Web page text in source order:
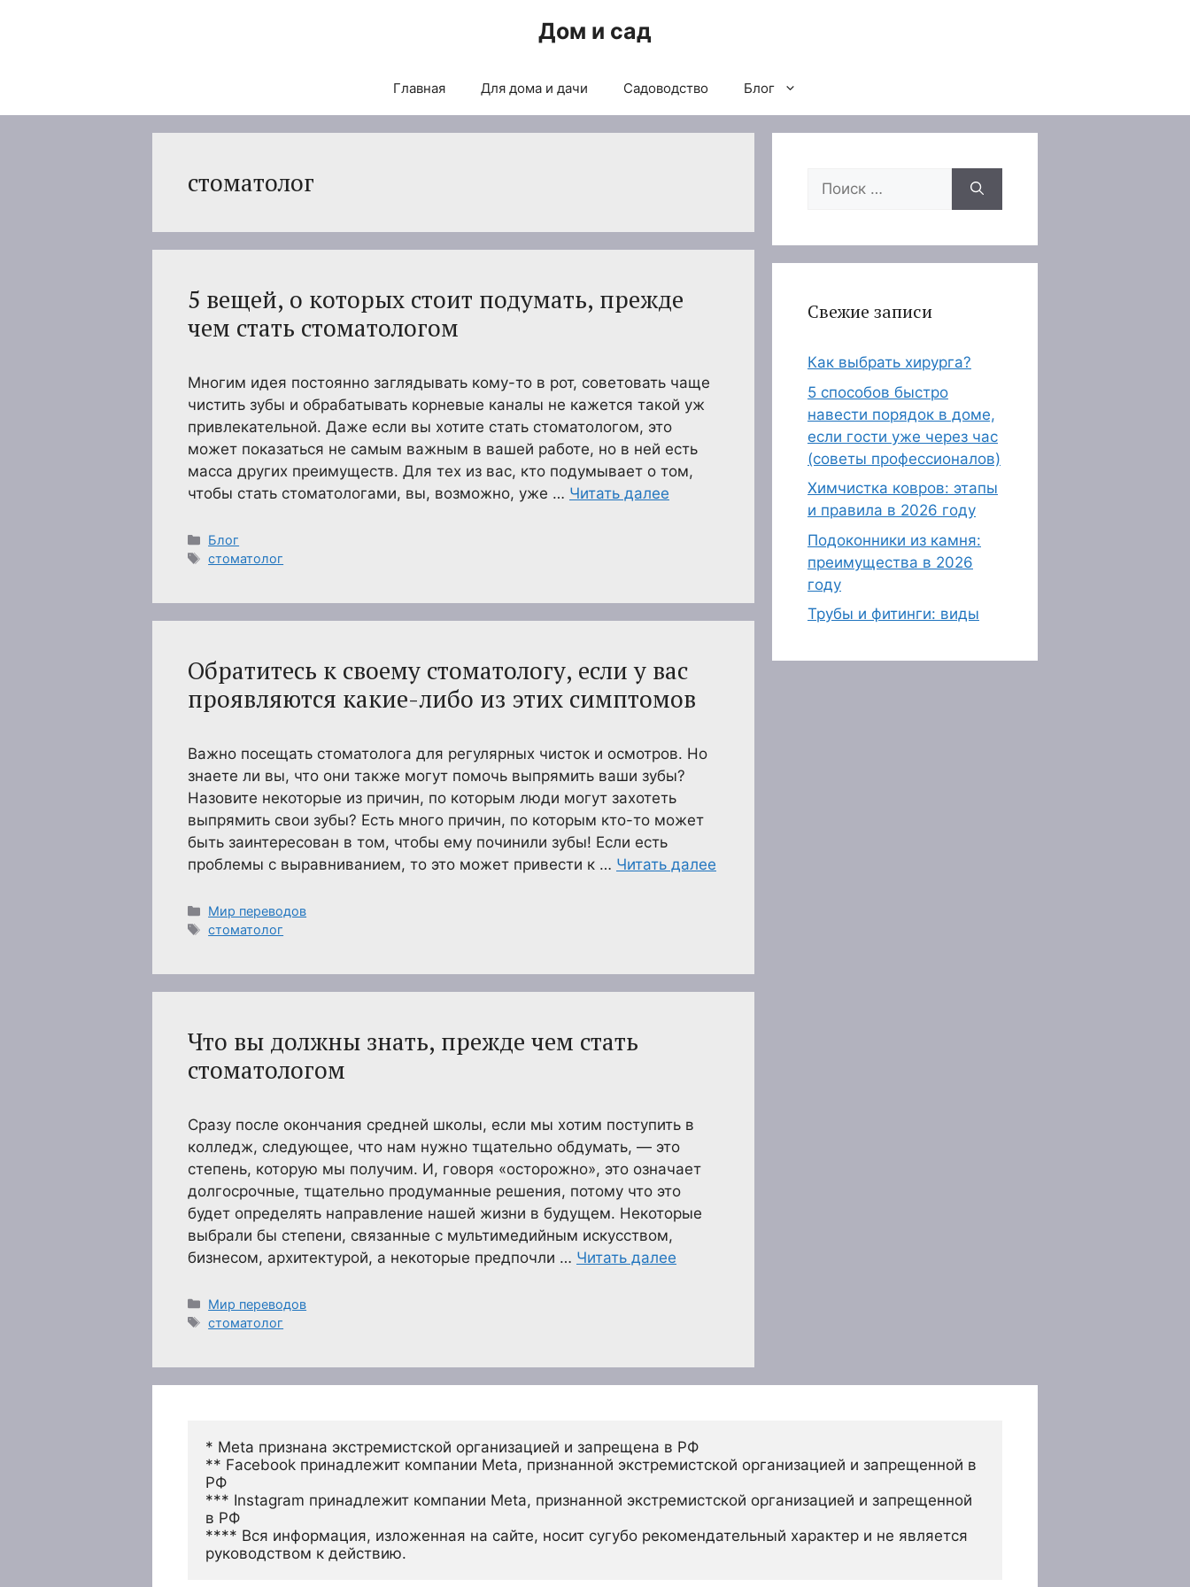
Дом и сад
Главная Для дома и дачи Садоводство Блог
стоматолог
5 вещей, о которых стоит подумать, прежде
чем стать стоматологом
Многим идея постоянно заглядывать кому-то в рот, советовать чаще
чистить зубы и обрабатывать корневые каналы не кажется такой уж
привлекательной. Даже если вы хотите стать стоматологом, это
может показаться не самым важным в вашей работе, но в ней есть
масса других преимуществ. Для тех из вас, кто подумывает о том,
чтобы стать стоматологами, вы, возможно, уже … Читать далее
Рубрики
Блог
Метки
стоматолог
Обратитесь к своему стоматологу, если у вас
проявляются какие-либо из этих симптомов
Важно посещать стоматолога для регулярных чисток и осмотров. Но
знаете ли вы, что они также могут помочь выпрямить ваши зубы?
Назовите некоторые из причин, по которым люди могут захотеть
выпрямить свои зубы? Есть много причин, по которым кто-то может
быть заинтересован в том, чтобы ему починили зубы! Если есть
проблемы с выравниванием, то это может привести к … Читать далее
Рубрики
Мир переводов
Метки
стоматолог
Что вы должны знать, прежде чем стать
стоматологом
Сразу после окончания средней школы, если мы хотим поступить в
колледж, следующее, что нам нужно тщательно обдумать, — это
степень, которую мы получим. И, говоря «осторожно», это означает
долгосрочные, тщательно продуманные решения, потому что это
будет определять направление нашей жизни в будущем. Некоторые
выбрали бы степени, связанные с мультимедийным искусством,
бизнесом, архитектурой, а некоторые предпочли … Читать далее
Рубрики
Мир переводов
Метки
стоматолог
Поиск:
Свежие записи
Как выбрать хирурга?
5 способов быстро
навести порядок в доме,
если гости уже через час
(советы профессионалов)
Химчистка ковров: этапы
и правила в 2026 году
Подоконники из камня:
преимущества в 2026
году
Трубы и фитинги: виды
* Meta признана экстремистской организацией и запрещена в РФ
** Facebook принадлежит компании Meta, признанной экстремистской организацией и запрещенной в
РФ
*** Instagram принадлежит компании Meta, признанной экстремистской организацией и запрещенной
в РФ
**** Вся информация, изложенная на сайте, носит сугубо рекомендательный характер и не является
руководством к действию.